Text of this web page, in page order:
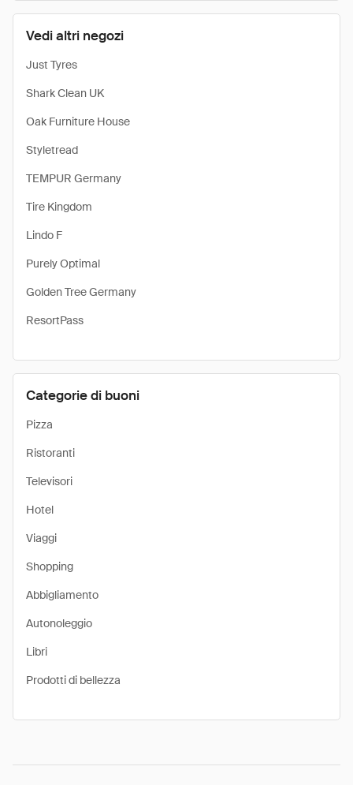
Vedi altri negozi
Just Tyres
Shark Clean UK
Oak Furniture House
Styletread
TEMPUR Germany
Tire Kingdom
Lindo F
Purely Optimal
Golden Tree Germany
ResortPass
Categorie di buoni
Pizza
Ristoranti
Televisori
Hotel
Viaggi
Shopping
Abbigliamento
Autonoleggio
Libri
Prodotti di bellezza